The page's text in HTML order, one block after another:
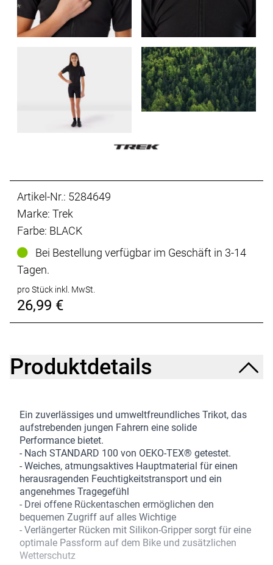
Artikel-Nr.: 5284649
Marke: Trek
Farbe: BLACK
Bei Bestellung verfügbar im Geschäft in 3-14
Tagen.
pro Stück inkl. MwSt.
26,99 €
Produktdetails
Ein zuverlässiges und umweltfreundliches Trikot, das
aufstrebenden jungen Fahrern eine solide
Performance bietet.
- Nach STANDARD 100 von OEKO-TEX® getestet.
- Weiches, atmungsaktives Hauptmaterial für einen
herausragenden Feuchtigkeitstransport und ein
angenehmes Tragegefühl
- Drei offene Rückentaschen ermöglichen den
bequemen Zugriff auf alles Wichtige
- Verlängerter Rücken mit Silikon-Gripper sorgt für eine
optimale Passform auf dem Bike und zusätzlichen
Wetterschutz